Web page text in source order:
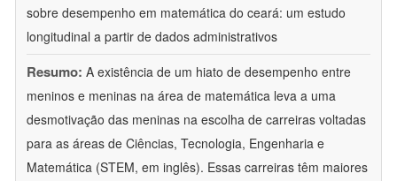
sobre desempenho em matemática do ceará: um estudo
longitudinal a partir de dados administrativos
Resumo: A existência de um hiato de desempenho entre
meninos e meninas na área de matemática leva a uma
desmotivação das meninas na escolha de carreiras voltadas
para as áreas de Ciências, Tecnologia, Engenharia e
Matemática (STEM, em inglês). Essas carreiras têm maiores